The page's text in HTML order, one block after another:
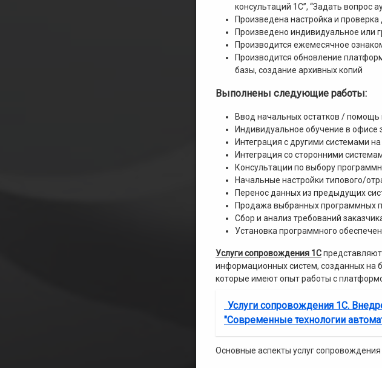
консультаций 1С”, “Задать вопрос
Произведена настройка и
Произведено индивидуальное или
Производится ежемесячное
Производится обновление
базы, создание архивных копий
Выполнены следующие работы:
Ввод начальных остатков / помощь
Индивидуальное обучение в офисе
Интеграция с другими системами
Интеграция со сторонними
Консультации по выбору
Начальные настройки типового/
Перенос данных из предыдущих
Продажа выбранных программных
Сбор и анализ требований
Установка программного
Услуги сопровождения 1С
информационных систем, созданных на
которые имеют опыт работы с
Услуги сопровождения 1С.
"Современные технологии
Основные аспекты услуг